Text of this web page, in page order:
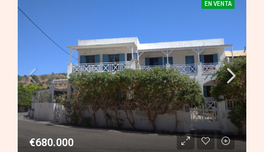
EN VENTA
€680.000